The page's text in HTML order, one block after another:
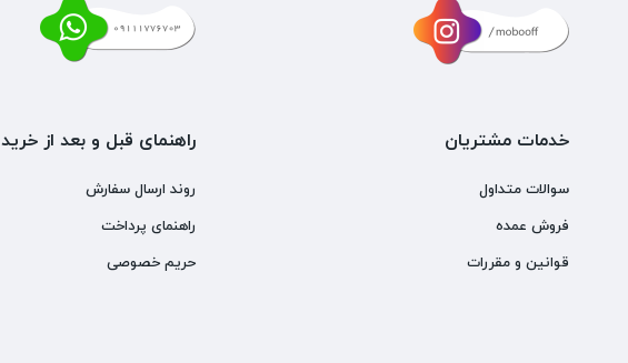
خدمات مشتریان راهنمای قبل و بعد از خرید
سوالات متداول روند ارسال سفارش
فروش عمده راهنمای پرداخت
قوانین و مقررات حریم خصوصی